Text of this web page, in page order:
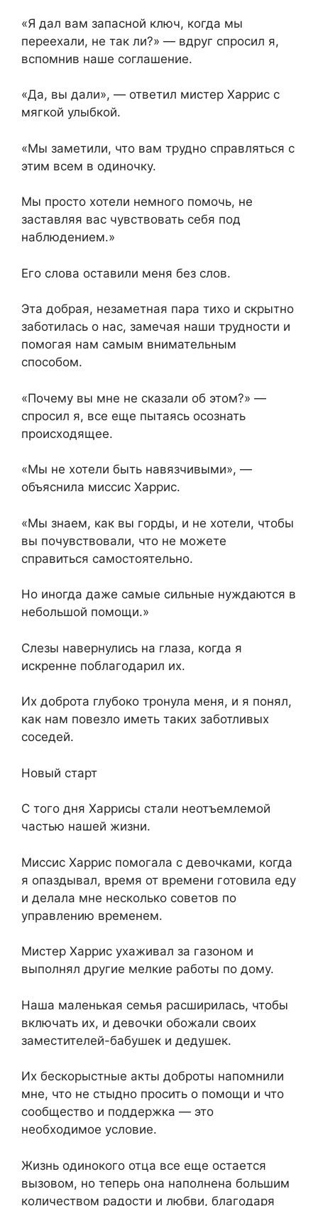
«Я дал вам запасной ключ, когда мы
переехали, не так ли?» — вдруг спросил я,
вспомнив наше соглашение.
«Да, вы дали», — ответил мистер Харрис с
мягкой улыбкой.
«Мы заметили, что вам трудно справляться с
этим всем в одиночку.
Мы просто хотели немного помочь, не
заставляя вас чувствовать себя под
наблюдением.»
Его слова оставили меня без слов.
Эта добрая, незаметная пара тихо и скрытно
заботилась о нас, замечая наши трудности и
помогая нам самым внимательным
способом.
«Почему вы мне не сказали об этом?» —
спросил я, все еще пытаясь осознать
происходящее.
«Мы не хотели быть навязчивыми», —
объяснила миссис Харрис.
«Мы знаем, как вы горды, и не хотели, чтобы
вы почувствовали, что не можете
справиться самостоятельно.
Но иногда даже самые сильные нуждаются в
небольшой помощи.»
Слезы навернулись на глаза, когда я
искренне поблагодарил их.
Их доброта глубоко тронула меня, и я понял,
как нам повезло иметь таких заботливых
соседей.
Новый старт
С того дня Харрисы стали неотъемлемой
частью нашей жизни.
Миссис Харрис помогала с девочками, когда
я опаздывал, время от времени готовила еду
и делала мне несколько советов по
управлению временем.
Мистер Харрис ухаживал за газоном и
выполнял другие мелкие работы по дому.
Наша маленькая семья расширилась, чтобы
включать их, и девочки обожали своих
заместителей-бабушек и дедушек.
Их бескорыстные акты доброты напомнили
мне, что не стыдно просить о помощи и что
сообщество и поддержка — это
необходимое условие.
Жизнь одинокого отца все еще остается
вызовом, но теперь она наполнена большим
количеством радости и любви, благодаря